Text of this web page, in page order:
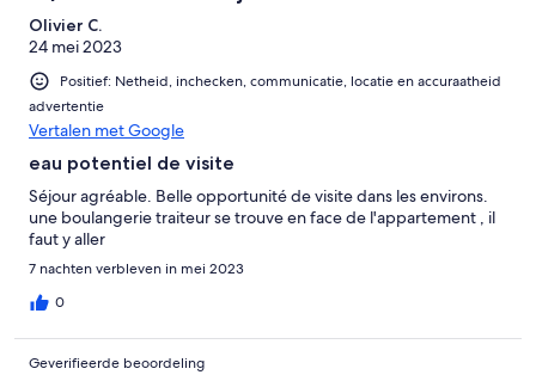
Olivier C.
24 mei 2023
Positief: Netheid, inchecken, communicatie, locatie en accuraatheid
advertentie
Vertalen met Google
eau potentiel de visite
Séjour agréable. Belle opportunité de visite dans les environs.
une boulangerie traiteur se trouve en face de l'appartement , il
faut y aller
7 nachten verbleven in mei 2023
0
Geverifieerde beoordeling